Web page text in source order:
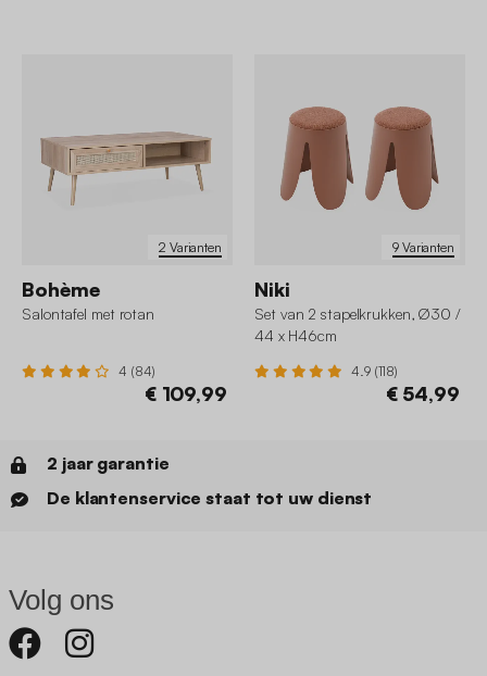
2 Varianten
Bohème
Salontafel met rotan
4 (84)
€ 109,99
9 Varianten
Niki
Set van 2 stapelkrukken, Ø30 /
44 x H46cm
4.9 (118)
€ 54,99
2 jaar garantie
De klantenservice staat tot uw dienst
Volg ons